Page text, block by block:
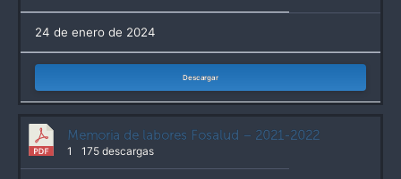
24 de enero de 2024
Descargar
Memoria de labores Fosalud – 2021-2022
1 175 descargas